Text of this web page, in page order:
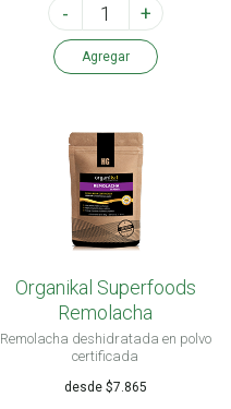
- +
Agregar
Organikal Superfoods
Remolacha
Remolacha deshidratada en polvo
certificada
desde $7.865